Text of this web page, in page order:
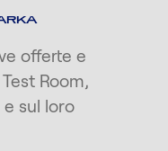
offerte e
Room,
sul loro